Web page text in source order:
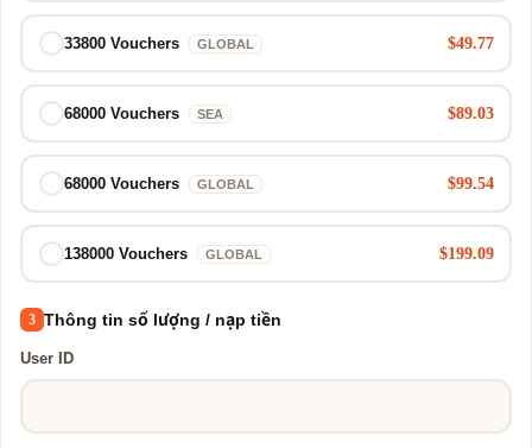
33800 Vouchers GLOBAL $49.77
68000 Vouchers SEA $89.03
68000 Vouchers GLOBAL $99.54
138000 Vouchers GLOBAL $199.09
3 Thông tin số lượng / nạp tiền
User ID